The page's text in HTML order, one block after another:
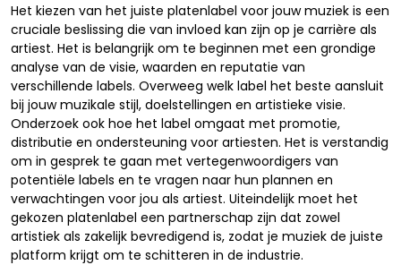
Het kiezen van het juiste platenlabel voor jouw muziek is een
cruciale beslissing die van invloed kan zijn op je carrière als
artiest. Het is belangrijk om te beginnen met een grondige
analyse van de visie, waarden en reputatie van
verschillende labels. Overweeg welk label het beste aansluit
bij jouw muzikale stijl, doelstellingen en artistieke visie.
Onderzoek ook hoe het label omgaat met promotie,
distributie en ondersteuning voor artiesten. Het is verstandig
om in gesprek te gaan met vertegenwoordigers van
potentiële labels en te vragen naar hun plannen en
verwachtingen voor jou als artiest. Uiteindelijk moet het
gekozen platenlabel een partnerschap zijn dat zowel
artistiek als zakelijk bevredigend is, zodat je muziek de juiste
platform krijgt om te schitteren in de industrie.